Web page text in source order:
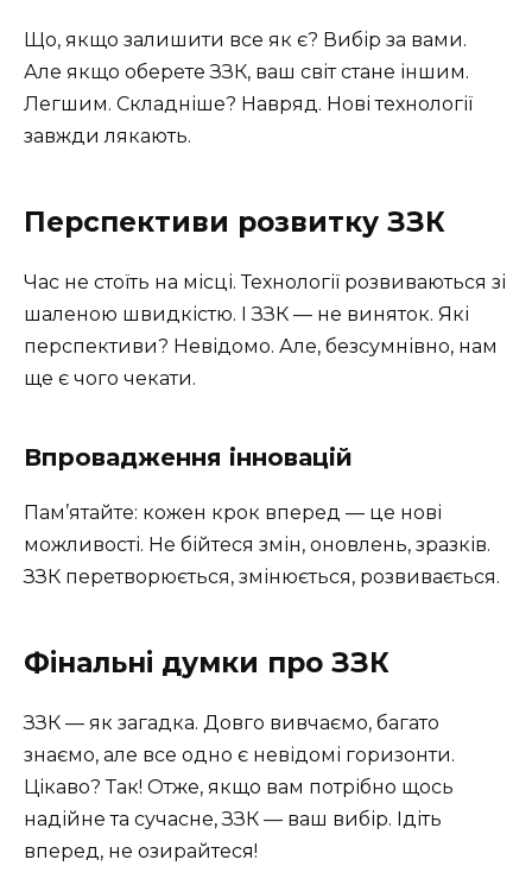
Що, якщо залишити все як є? Вибір за вами.
Але якщо оберете ЗЗК, ваш світ стане іншим.
Легшим. Складніше? Навряд. Нові технології
завжди лякають.
Перспективи розвитку ЗЗК
Час не стоїть на місці. Технології розвиваються зі
шаленою швидкістю. І ЗЗК — не виняток. Які
перспективи? Невідомо. Але, безсумнівно, нам
ще є чого чекати.
Впровадження інновацій
Пам’ятайте: кожен крок вперед — це нові
можливості. Не бійтеся змін, оновлень, зразків.
ЗЗК перетворюється, змінюється, розвивається.
Фінальні думки про ЗЗК
ЗЗК — як загадка. Довго вивчаємо, багато
знаємо, але все одно є невідомі горизонти.
Цікаво? Так! Отже, якщо вам потрібно щось
надійне та сучасне, ЗЗК — ваш вибір. Ідіть
вперед, не озирайтеся!